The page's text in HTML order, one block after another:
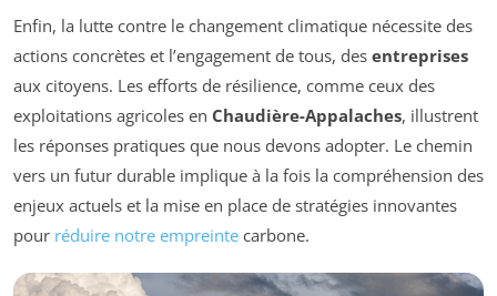
Enfin, la lutte contre le changement climatique nécessite des
actions concrètes et l’engagement de tous, des entreprises
aux citoyens. Les efforts de résilience, comme ceux des
exploitations agricoles en Chaudière-Appalaches, illustrent
les réponses pratiques que nous devons adopter. Le chemin
vers un futur durable implique à la fois la compréhension des
enjeux actuels et la mise en place de stratégies innovantes
pour réduire notre empreinte carbone.